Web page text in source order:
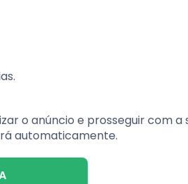
o anúncio e prosseguir com a
automaticamente.